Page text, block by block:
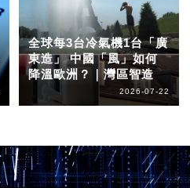
全球每3台冷氣機1台「廣
東造」 中國「風」如何
降溫歐洲？｜灣區智造
2026-07-22